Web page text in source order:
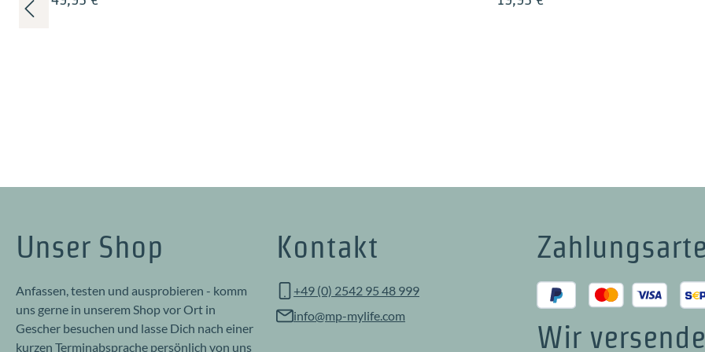
Unser Shop
Anfassen, testen und ausprobieren - komm
uns gerne in unserem Shop vor Ort in
Gescher besuchen und lasse Dich nach einer
kurzen Terminabsprache persönlich von uns
Kontakt
+49 (0) 2542 95 48 999
info@mp-mylife.com
Wir